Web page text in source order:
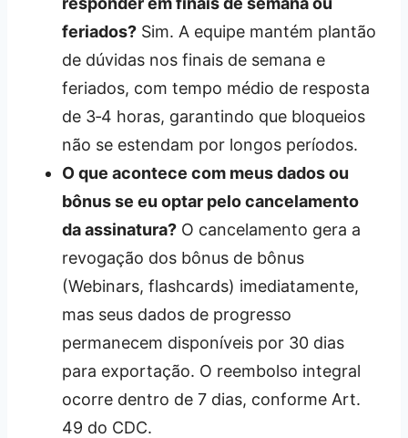
feriados? Sim. A equipe mantém plantão
de dúvidas nos finais de semana e
feriados, com tempo médio de resposta
de 3‑4 horas, garantindo que bloqueios
não se estendam por longos períodos.
O que acontece com meus dados ou
bônus se eu optar pelo cancelamento
da assinatura? O cancelamento gera a
revogação dos bônus de bônus
(Webinars, flashcards) imediatamente,
mas seus dados de progresso
permanecem disponíveis por 30 dias
para exportação. O reembolso integral
ocorre dentro de 7 dias, conforme Art.
49 do CDC.